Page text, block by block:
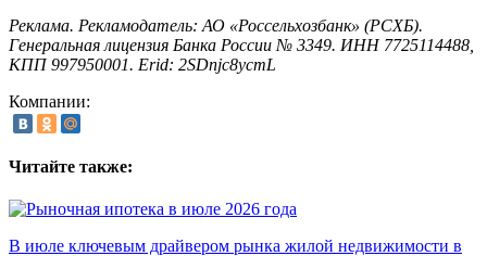
Реклама. Рекламодатель: АО «Россельхозбанк» (РСХБ).
Генеральная лицензия Банка России № 3349. ИНН 7725114488,
КПП 997950001. Erid: 2SDnjc8ycmL
Компании:
Читайте также:
В июле ключевым драйвером рынка жилой недвижимости в